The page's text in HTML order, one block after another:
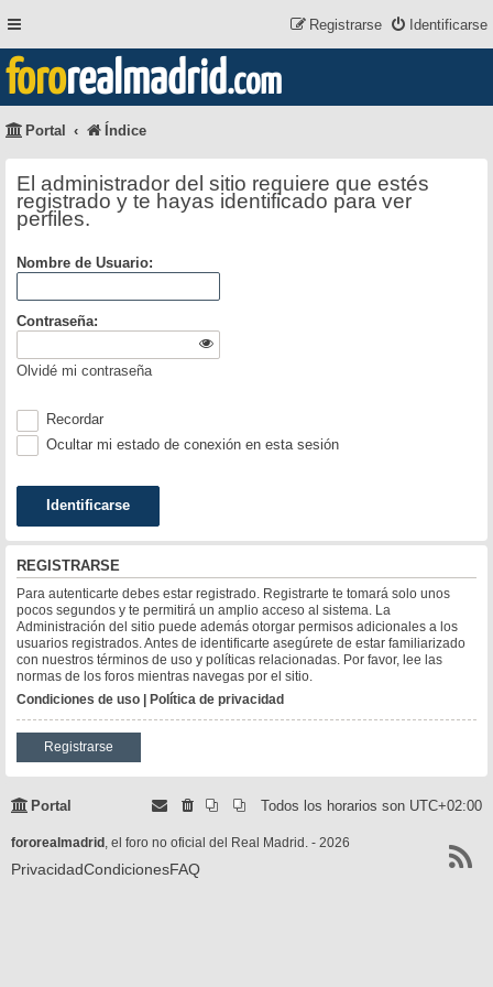
Identificarse
Registrarse
fororealmadrid.com
Portal Índice
El administrador del sitio requiere que estés
registrado y te hayas identificado para ver
perfiles.
Nombre de Usuario:
Contraseña:
Olvidé mi contraseña
Recordar
Ocultar mi estado de conexión en esta sesión
REGISTRARSE
Para autenticarte debes estar registrado. Registrarte te tomará solo unos
pocos segundos y te permitirá un amplio acceso al sistema. La
Administración del sitio puede además otorgar permisos adicionales a los
usuarios registrados. Antes de identificarte asegúrete de estar familiarizado
con nuestros términos de uso y políticas relacionadas. Por favor, lee las
normas de los foros mientras navegas por el sitio.
Condiciones de uso | Política de privacidad
Registrarse
Portal Todos los horarios son UTC+02:00
fororealmadrid , el foro no oficial del Real Madrid. - 2026
PrivacidadCondicionesFAQ